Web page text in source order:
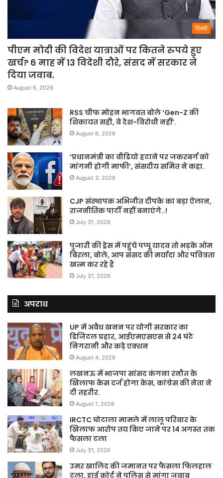
दिल्ली
पीएम मोदी की विदेश यात्राओं पर कितने रुपये हुए
खर्च? 6 माह में 13 विदेशी दौरे, संसद में सरकार ने
दिया जवाब.
August 6, 2026
RSS चीफ मोहन भागवत बोले ‘Gen-Z की
शिकायत सही, वे देश-विरोधी नहीं’.
August 6, 2026
‘प्रधानमंत्री का वीडियो हटाने पर जकरबर्ग को
मांगनी होगी माफी’, संसदीय समित ने कहा.
August 3, 2026
CJP संस्थापक अभिजीत दीपके का बड़ा ऐलान,
राजनीतिक पार्टी नहीं बनाएंगे..!
July 31, 2026
पुजारी की ड्रेस में पहुंचे पप्पू यादव तो भड़के ओम
बिरला, बोले, आप संसद की मर्यादा और पवित्रता
खत्म कर रहे हैं
July 31, 2026
अपराध
UP में अवैध खनन पर योगी सरकार का
डिजिटल प्रहार, आईएमएसएस से 24 घंटे
निगरानी और कड़े एक्शन
August 4, 2026
लखनऊ में भाजपा सांसद कंगना रनौत के
खिलाफ केस दर्ज होगा केस, कांग्रेस की नेता ने
दी तहरीर.
August 1, 2026
IRCTC घोटाला मामले में लालू परिवार के
खिलाफ आरोप तय किए जाने पर 14 अगस्त तक
फैसला टला
July 31, 2026
उमर खालिद की जमानत पर फैसला फिलहाल
टला, हाई कोर्ट ने पुलिस से मांगा जवाब